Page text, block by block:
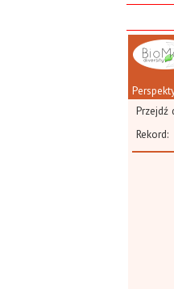
Przejdź
Rekord: